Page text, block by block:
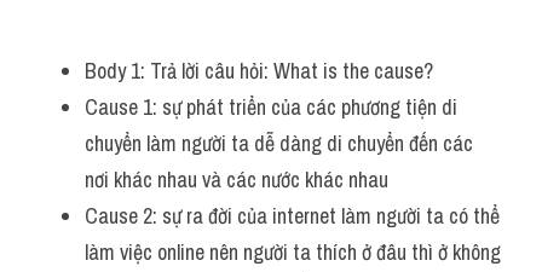
Listening
Writing
Body 1: Trả lời câu hỏi: What is the cause?
Cause 1: sự phát triển của các phương tiện di
chuyển làm người ta dễ dàng di chuyển đến các
nơi khác nhau và các nước khác nhau
Cause 2: sự ra đời của internet làm người ta có thể
làm việc online nên người ta thích ở đâu thì ở không